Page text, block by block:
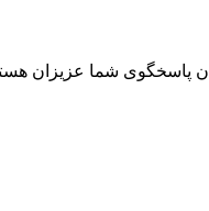
پاسخگوی شما عزیزان